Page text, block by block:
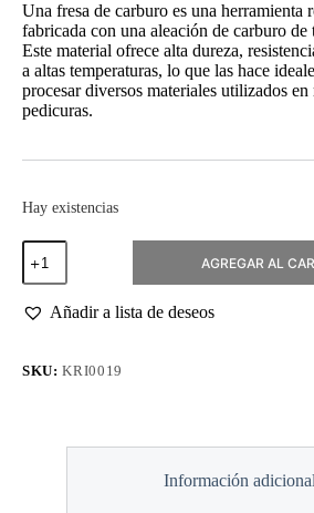
Una fresa de carburo es una herramienta
fabricada con una aleación de carburo de
Este material ofrece alta dureza,
a altas temperaturas, lo que las hace
procesar diversos materiales utilizados
pedicuras.
Hay existencias
Fresa
Parabola
Transversal
Carburo
Azul
cantidad
AGREGAR AL
Añadir a lista de deseos
SKU:KRI0019
Información adicional